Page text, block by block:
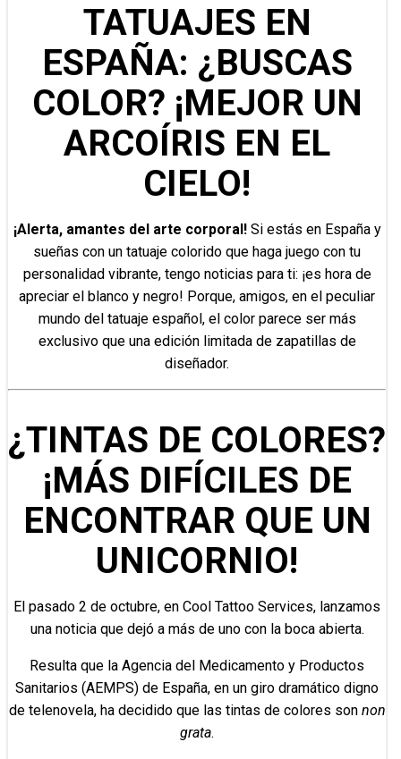
TATUAJES EN
ESPAÑA: ¿BUSCAS
COLOR? ¡MEJOR UN
ARCOÍRIS EN EL
CIELO!
¡Alerta, amantes del arte corporal!Si estás en España y
sueñas con un tatuaje colorido que haga juego con tu
personalidad vibrante, tengo noticias para ti: ¡es hora de
apreciar el blanco y negro! Porque, amigos, en el peculiar
mundo del tatuaje español, el color parece ser más
exclusivo que una edición limitada de zapatillas de
diseñador.
¿TINTAS DE COLORES?
¡MÁS DIFÍCILES DE
ENCONTRAR QUE UN
UNICORNIO!
El pasado 2 de octubre, en Cool Tattoo Services, lanzamos
una noticia que dejó a más de uno con la boca abierta.
Resulta que la Agencia del Medicamento y Productos
Sanitarios (AEMPS) de España, en un giro dramático digno
de telenovela, ha decidido que las tintas de colores son non
grata.